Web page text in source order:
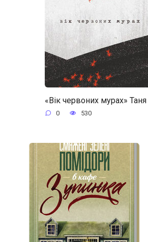
«Вік червоних мурах»
0 530